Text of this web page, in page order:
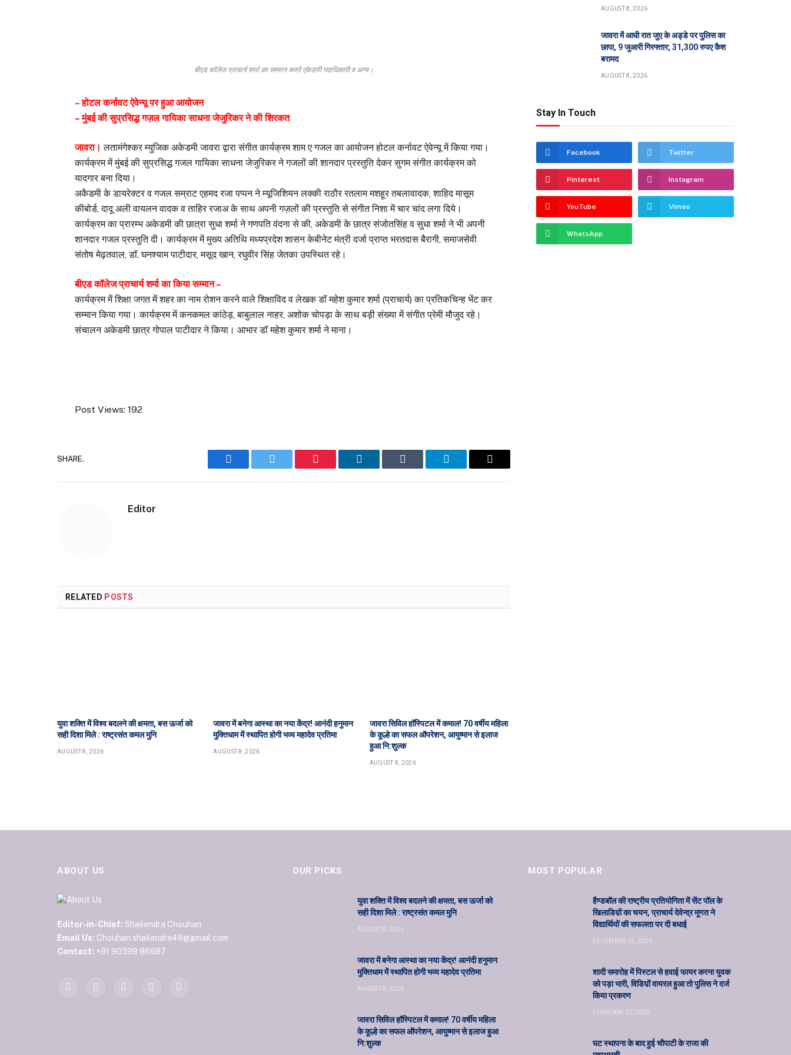
बीएड कॉलेज प्राचार्य शर्मा का सम्मान करते एकेडमी पदाधिकारी व अन्य।
– होटल कर्नावट ऐवेन्यू पर हुआ आयोजन
– मुंबई की सुप्रसिद्ध गज़ल गायिका साधना जेजुरिकर ने की शिरकत
जावरा। लतामंगेश्कर म्युजिक अकेडमी जावरा द्वारा संगीत कार्यक्रम शाम ए गजल का आयोजन होटल कर्नावट ऐवेन्यू में किया गया।
कार्यक्रम में मुंबई की सुप्रसिद्ध गजल गायिका साधना जेजुरिकर ने गजलों की शानदार प्रस्तुति देकर सुगम संगीत कार्यक्रम को
यादगार बना दिया।
अकैडमी के डायरेक्टर व गजल सम्राट एहमद रजा पप्पन ने म्यूजिशियन लक्की राठौर रतलाम मशहूर तबलावादक, शाहिद मासूम
कीबोर्ड, दादू अली वायलन वादक व ताहिर रजाअ के साथ अपनी गज़लों की प्रस्तुति से संगीत निशा में चार चांद लगा दिये।
कार्यक्रम का प्रारम्भ अकेडमी की छात्रा सुधा शर्मा ने गणपति वंदना से की, अकेडमी के छात्र संजोतसिंह व सुधा शर्मा ने भी अपनी
शानदार गजल प्रस्तुति दी। कार्यक्रम में मुख्य अतिथि मध्यप्रदेश शासन केबीनेट मंत्री दर्जा प्राप्त भरतदास बैरागी, समाजसेवी
संतोष मेढ़तवाल, डॉ. घनश्याम पाटीदार, मसूद खान, रघुवीर सिंह जेतका उपस्थित रहे।
बीएड कॉलेज प्राचार्य शर्मा का किया सम्मान –
कार्यक्रम में शिक्षा जगत में शहर का नाम रोशन करने वाले शिक्षाविद व लेखक डॉ महेश कुमार शर्मा (प्राचार्य) का प्रतिकचिन्ह भेंट कर
सम्मान किया गया। कार्यक्रम में कनकमल कांठेड़, बाबुलाल नाहर, अशोक चोपड़ा के साथ बड़ी संख्या में संगीत प्रेमी मौजुद रहे।
संचालन अकेडमी छात्र गोपाल पाटीदार ने किया। आभार डॉ महेश कुमार शर्मा ने माना।
Post Views: 192
SHARE.
Facebook Twitter Pinterest LinkedIn Tumblr Telegram Email
Editor
RELATED POSTS
युवा शक्ति में विश्व बदलने की क्षमता, बस ऊर्जा को
सही दिशा मिले : राष्ट्रसंत कमल मुनि
AUGUST 8, 2026
जावरा में बनेगा आस्था का नया केंद्र! आनंदी हनुमान
मुक्तिधाम में स्थापित होगी भव्य महादेव प्रतिमा
AUGUST 8, 2026
जावरा सिविल हॉस्पिटल में कमाल! 70 वर्षीय महिला
के कूल्हे का सफल ऑपरेशन, आयुष्मान से इलाज
हुआ नि:शुल्क
AUGUST 8, 2026
AUGUST 8, 2026
जावरा में आधी रात जुए के अड्डे पर पुलिस का
छापा, 9 जुआरी गिरफ्तार; 31,300 रुपए कैश
बरामद
AUGUST 8, 2026
Stay In Touch
Facebook Twitter
Pinterest Instagram
YouTube Vimeo
WhatsApp
ABOUT US
Editor-in-Chief: Shailendra Chouhan
Email Us: Chouhan.shailendra48@gmail.com
Contact: +91 90399 86687
FacebookTwitterPinterestYouTubeWhatsApp
OUR PICKS
युवा शक्ति में विश्व बदलने की क्षमता, बस ऊर्जा को
सही दिशा मिले : राष्ट्रसंत कमल मुनि
AUGUST 8, 2026
जावरा में बनेगा आस्था का नया केंद्र! आनंदी हनुमान
मुक्तिधाम में स्थापित होगी भव्य महादेव प्रतिमा
AUGUST 8, 2026
जावरा सिविल हॉस्पिटल में कमाल! 70 वर्षीय महिला
के कूल्हे का सफल ऑपरेशन, आयुष्मान से इलाज हुआ
नि:शुल्क
MOST POPULAR
हैण्डबॉल की राष्ट्रीय प्रतियोगिता में सेंट पॉल के
खिलाडिय़ों का चयन, प्राचार्य देवेन्द्र मूणत ने
विद्यार्थियों की सफलता पर दी बधाई
DECEMBER 15, 2023
शादी समारोह में पिस्टल से हवाई फायर करना युवक
को पड़ा भारी, विडिय़ों वायरल हुआ तो पुलिस ने दर्ज
किया प्रकरण
FEBRUARY 22, 2025
घट स्थापना के बाद हुई चौपाटी के राजा की